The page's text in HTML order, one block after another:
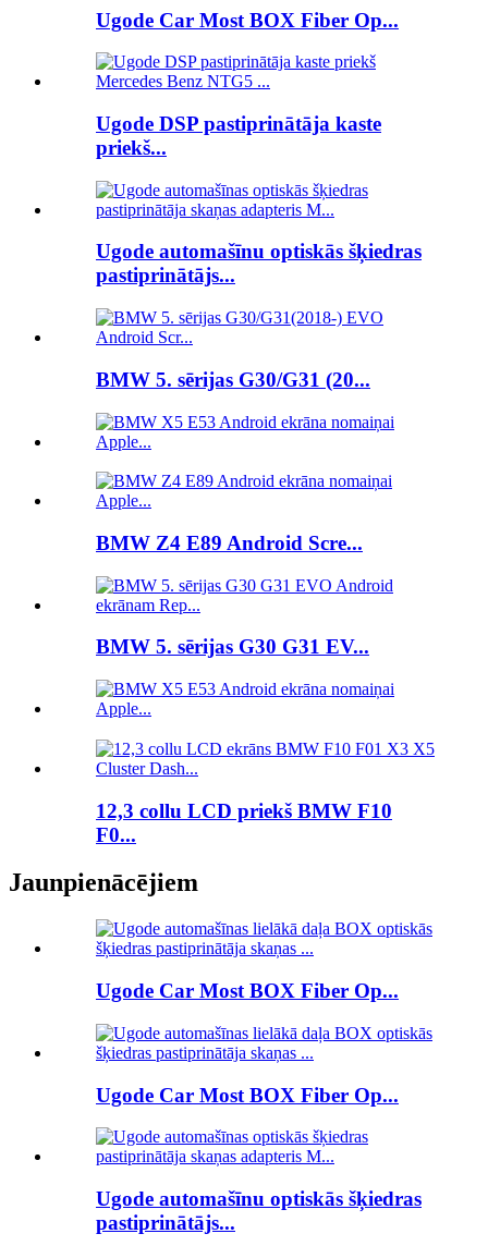
Ugode Car Most BOX Fiber Op...
Ugode DSP pastiprinātāja kaste
priekš...
Ugode automašīnu optiskās šķiedras
pastiprinātājs...
BMW 5. sērijas G30/G31 (20...
BMW Z4 E89 Android Scre...
BMW 5. sērijas G30 G31 EV...
12,3 collu LCD priekš BMW F10
F0...
Jaunpienācējiem
Ugode Car Most BOX Fiber Op...
Ugode Car Most BOX Fiber Op...
Ugode automašīnu optiskās šķiedras
pastiprinātājs...